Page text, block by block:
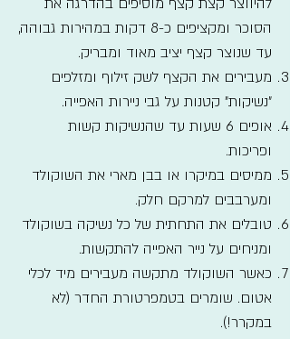
הסוכר ומקציפים כ-8 דקות במהירות גבוהה,
עד שנוצר קצף יציב מאוד ומבריק.
מעבירים את הקצף לשק זילוף ומזלפים
"נשיקות" קטנות על גבי ניירות האפייה.
אופים 6 שעות עד שהנשיקות קשות
ופריכות.
ממיסים במיקרו או בבן מארי את השוקולד
ומערבבים למרקם חלק.
טובלים את התחתית של כל נשיקה בשוקולד
ומניחים על נייר האפייה להתקשות.
כאשר השוקולד מתקשה מעבירים מיד לכלי
אטום. שומרים בטמפרטורת החדר (לא
במקרר!).